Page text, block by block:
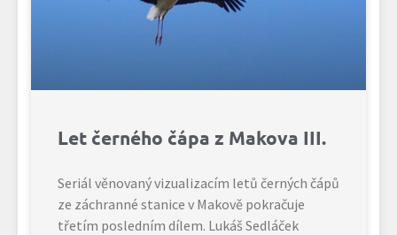
Let černého čápa z Makova III.
Seriál věnovaný vizualizacím letů černých čápů
ze záchranné stanice v Makově pokračuje
třetím posledním dílem. Lukáš Sedláček